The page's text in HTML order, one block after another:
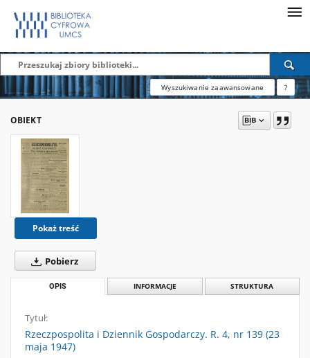
Wyszukiwanie zaawansowane ?
OBIEKT
Pokaż treść
Pobierz
OPIS INFORMACJE STRUKTURA
Tytuł:
Rzeczpospolita i Dziennik Gospodarczy. R. 4, nr 139 (23
maja 1947)